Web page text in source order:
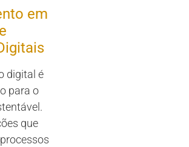
em
digital é
para o
que